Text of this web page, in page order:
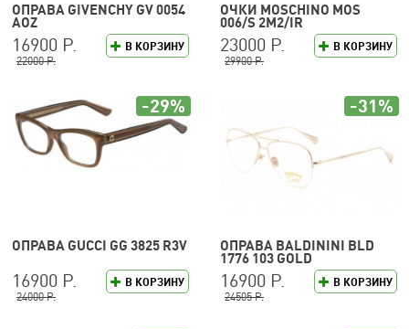
ОПРАВА GIVENCHY GV 0054
AOZ
В КОРЗИНУ
16900 Р.
22000 Р.
ОЧКИ MOSCHINO MOS
006/S 2M2/IR
В КОРЗИНУ
23000 Р.
29900 Р.
ОПРАВА GUCCI GG 3825 R3V
В КОРЗИНУ
16900 Р.
24000 Р.
-29%
ОПРАВА BALDININI BLD
1776 103 GOLD
В КОРЗИНУ
16900 Р.
24505 Р.
-31%